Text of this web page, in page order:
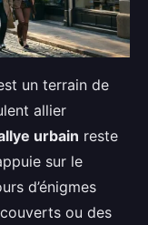
un terrain de
allier
urbain reste
sur le
d’énigmes
ou des